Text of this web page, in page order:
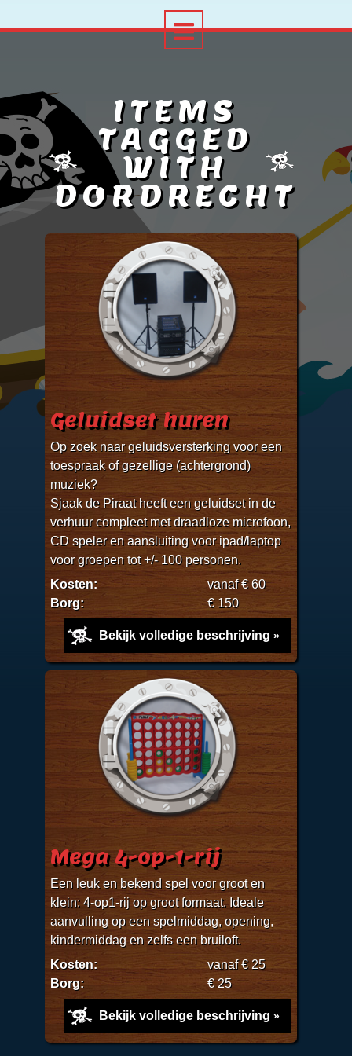
ITEMS
TAGGED
WITH
DORDRECHT
Geluidset huren
Op zoek naar geluidsversterking voor een
toespraak of gezellige (achtergrond)
muziek?
Sjaak de Piraat heeft een geluidset in de
verhuur compleet met draadloze microfoon,
CD speler en aansluiting voor ipad/laptop
voor groepen tot +/- 100 personen.
Kosten:
vanaf € 60
Borg:
€ 150
Bekijk volledige beschrijving
Mega 4-op-1-rij
Een leuk en bekend spel voor groot en
klein: 4-op1-rij op groot formaat. Ideale
aanvulling op een spelmiddag, opening,
kindermiddag en zelfs een bruiloft.
Kosten:
vanaf € 25
Borg:
€ 25
Bekijk volledige beschrijving